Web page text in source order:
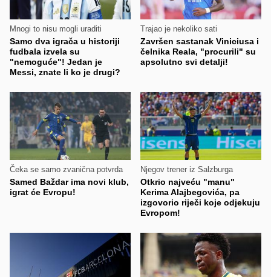
Mnogi to nisu mogli uraditi
Samo dva igrača u historiji
fudbala izvela su
"nemoguće"! Jedan je
Messi, znate li ko je drugi?
Trajao je nekoliko sati
Završen sastanak Viniciusa i
čelnika Reala, "procurili" su
apsolutno svi detalji!
Čeka se samo zvanična potvrda
Samed Baždar ima novi klub,
igrat će Evropu!
Njegov trener iz Salzburga
Otkrio najveću "manu"
Kerima Alajbegovića, pa
izgovorio riječi koje odjekuju
Evropom!